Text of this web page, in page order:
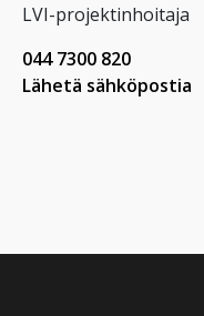
LVI-projektinhoitaja
044 7300 820
Lähetä sähköpostia